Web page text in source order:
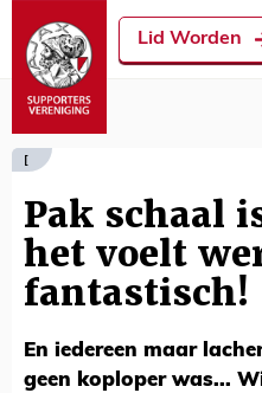
Lid Worden
[
Pak schaal
het voelt
fantastisch!
En iedereen maar
geen koploper was...